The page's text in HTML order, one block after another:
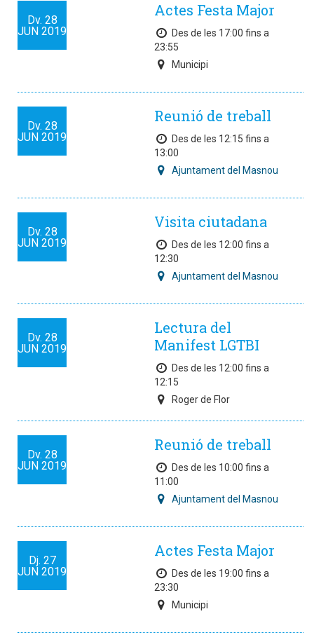
Dv. 28
JUN 2019
Actes Festa Major
Des de les 17:00 fins a
23:55
Municipi
Dv. 28
JUN 2019
Reunió de treball
Des de les 12:15 fins a
13:00
Ajuntament del Masnou
Dv. 28
JUN 2019
Visita ciutadana
Des de les 12:00 fins a
12:30
Ajuntament del Masnou
Dv. 28
JUN 2019
Lectura del
Manifest LGTBI
Des de les 12:00 fins a
12:15
Roger de Flor
Dv. 28
JUN 2019
Reunió de treball
Des de les 10:00 fins a
11:00
Ajuntament del Masnou
Dj. 27
JUN 2019
Actes Festa Major
Des de les 19:00 fins a
23:30
Municipi